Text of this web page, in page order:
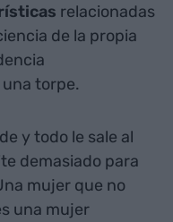
relacionadas
de la propia
torpe.
y todo le sale al
demasiado para
mujer que no
una mujer